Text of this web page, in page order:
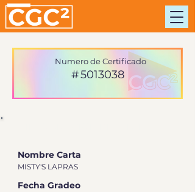
5013038
Numero de Certificado
#
Nombre Carta
MISTY'S LAPRAS
Fecha Gradeo